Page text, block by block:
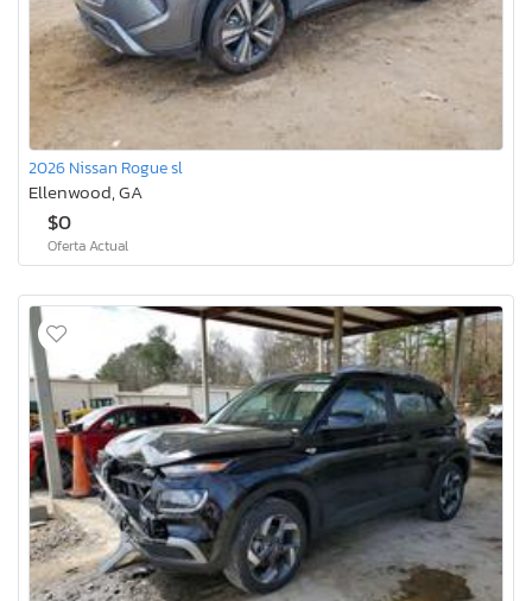
2026 Nissan Rogue sl
Ellenwood, GA
$0
Oferta Actual